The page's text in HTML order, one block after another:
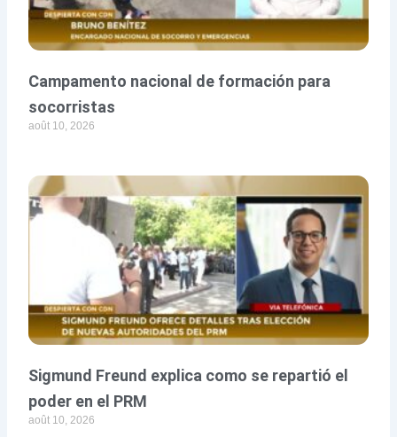
Campamento nacional de formación para
socorristas
août 10, 2026
Sigmund Freund explica como se repartió el
poder en el PRM
août 10, 2026